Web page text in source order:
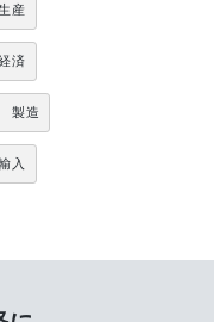
産
済
製造
入